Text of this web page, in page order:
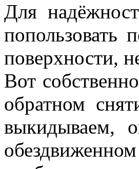
Для
попользовать
поверхности,
Вот
обратном
выкидываем,